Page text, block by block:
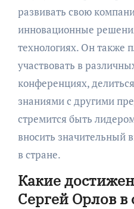
развивать свою
инновационные
технологиях. Он также
участвовать в
конференциях,
знаниями с другими
стремится быть
вносить значительный
в стране.
Какие
Сергей Орлов в